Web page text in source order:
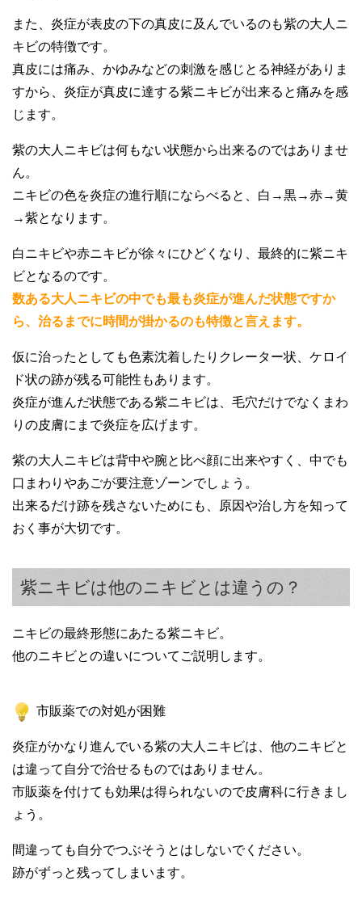
また、炎症が表皮の下の真皮に及んでいるのも紫の大人ニ
キビの特徴です。
真皮には痛み、かゆみなどの刺激を感じとる神経がありま
すから、炎症が真皮に達する紫ニキビが出来ると痛みを感
じます。
紫の大人ニキビは何もない状態から出来るのではありませ
ん。
ニキビの色を炎症の進行順にならべると、白→黒→赤→黄
→紫となります。
白ニキビや赤ニキビが徐々にひどくなり、最終的に紫ニキ
ビとなるのです。
数ある大人ニキビの中でも最も炎症が進んだ状態ですか
ら、治るまでに時間が掛かるのも特徴と言えます。
仮に治ったとしても色素沈着したりクレーター状、ケロイ
ド状の跡が残る可能性もあります。
炎症が進んだ状態である紫ニキビは、毛穴だけでなくまわ
りの皮膚にまで炎症を広げます。
紫の大人ニキビは背中や腕と比べ顔に出来やすく、中でも
口まわりやあごが要注意ゾーンでしょう。
出来るだけ跡を残さないためにも、原因や治し方を知って
おく事が大切です。
紫ニキビは他のニキビとは違うの？
ニキビの最終形態にあたる紫ニキビ。
他のニキビとの違いについてご説明します。
市販薬での対処が困難
炎症がかなり進んでいる紫の大人ニキビは、他のニキビと
は違って自分で治せるものではありません。
市販薬を付けても効果は得られないので皮膚科に行きまし
ょう。
間違っても自分でつぶそうとはしないでください。
跡がずっと残ってしまいます。